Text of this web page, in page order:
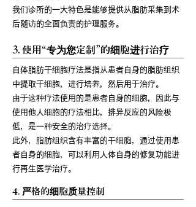
我们诊所的一大特色是能够提供从脂肪采集到术
后随访的全面负责的护理服务。
3. 使用“专为您定制”的细胞进行治疗
自体脂肪干细胞疗法是指从患者自身的脂肪组织
中提取干细胞，进行培养，然后用于治疗。
由于这种疗法使用的是患者自身的细胞，因此与
使用他人细胞的疗法相比，排异反应的风险极
低，是一种安全的治疗选择。
此外，脂肪组织含有丰富的干细胞，通过使用患
者自身的细胞，可以利用人体自身的修复功能进
行再生医学治疗。
4. 严格的细胞质量控制